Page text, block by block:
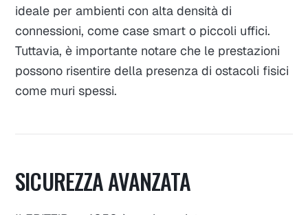
ideale per ambienti con alta densità di
connessioni, come case smart o piccoli uffici.
Tuttavia, è importante notare che le prestazioni
possono risentire della presenza di ostacoli fisici
come muri spessi.
SICUREZZA AVANZATA